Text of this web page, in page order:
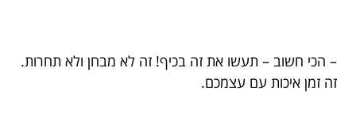
– הכי חשוב – תעשו את זה בכיף! זה לא מבחן ולא תחרות.
זה זמן איכות עם עצמכם.